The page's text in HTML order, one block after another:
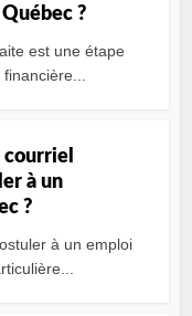
?
est une étape
à un
?
à un emploi